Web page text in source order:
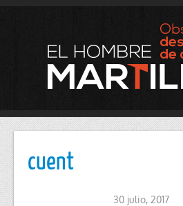
cuent
30 julio, 2017